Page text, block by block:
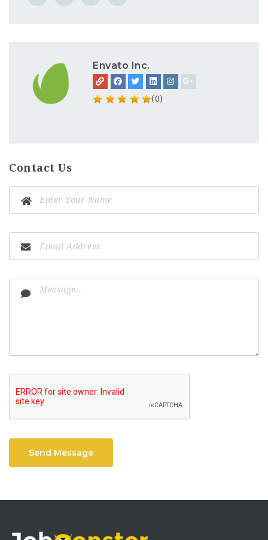
Envato Inc.
(0)
Contact Us
Send Message